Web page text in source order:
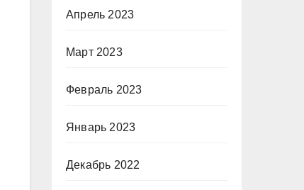
Апрель 2023
Март 2023
Февраль 2023
Январь 2023
Декабрь 2022